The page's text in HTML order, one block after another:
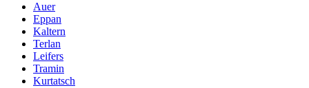
Auer
Eppan
Kaltern
Terlan
Leifers
Tramin
Kurtatsch